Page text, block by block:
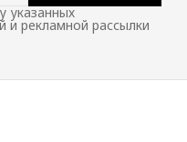
указанных
и рекламной рассылки